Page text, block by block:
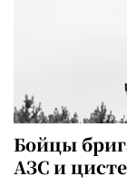
Бойцы
АЗС и